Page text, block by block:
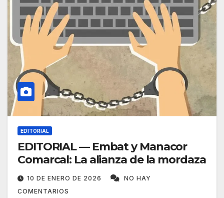
EDITORIAL
EDITORIAL — Embat y Manacor
Comarcal: La alianza de la mordaza
10 DE ENERO DE 2026
NO HAY
COMENTARIOS